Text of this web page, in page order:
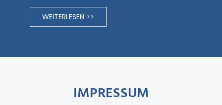
WEITERLESEN >>
IMPRESSUM